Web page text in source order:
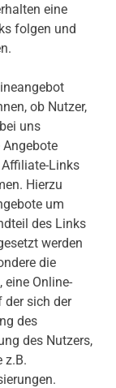
eine
folgen und
ob Nutzer,
uns
Links
Hierzu
um
des Links
werden
die
eine Online-
der sich der
des
des Nutzers,
z.B.